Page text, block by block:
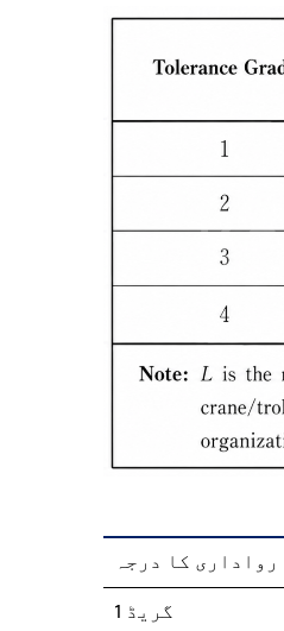
رواداری کا درجہ
گریڈ 1